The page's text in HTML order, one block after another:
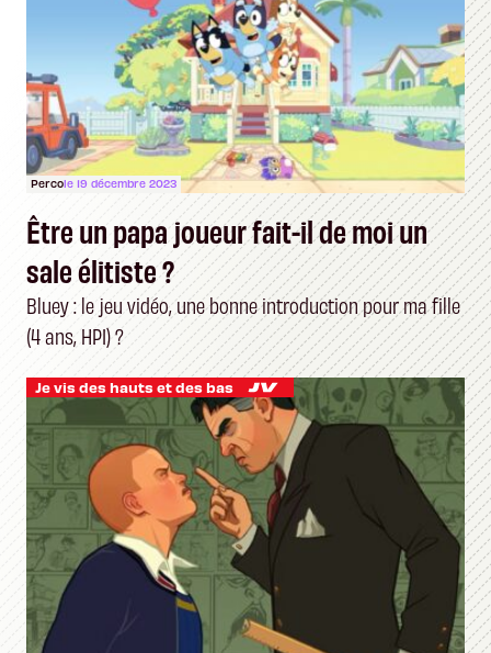
Percole 19 décembre 2023
Être un papa joueur fait-il de moi un
sale élitiste ?
Bluey : le jeu vidéo, une bonne introduction pour ma fille
(4 ans, HPI) ?
Je vis des hauts et des bas